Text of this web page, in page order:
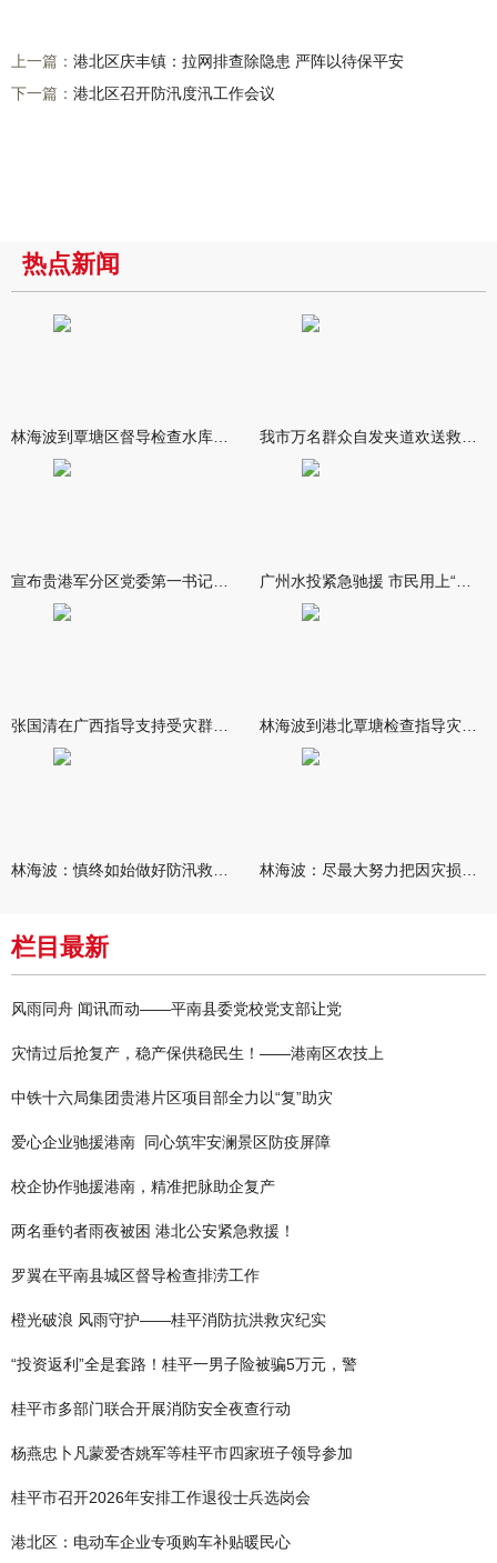
上一篇： 港北区庆丰镇：拉网排查除隐患 严阵以待保平安
下一篇： 港北区召开防汛度汛工作会议
热点新闻
栏目最新
风雨同舟 闻讯而动——平南县委党校党支部让党
灾情过后抢复产，稳产保供稳民生！——港南区农技上
中铁十六局集团贵港片区项目部全力以“复”助灾
爱心企业驰援港南 同心筑牢安澜景区防疫屏障
校企协作驰援港南，精准把脉助企复产
两名垂钓者雨夜被困 港北公安紧急救援！
罗翼在平南县城区督导检查排涝工作
橙光破浪 风雨守护——桂平消防抗洪救灾纪实
“投资返利”全是套路！桂平一男子险被骗5万元，警
桂平市多部门联合开展消防安全夜查行动
杨燕忠卜凡蒙爱杏姚军等桂平市四家班子领导参加
桂平市召开2026年安排工作退役士兵选岗会
港北区：电动车企业专项购车补贴暖民心